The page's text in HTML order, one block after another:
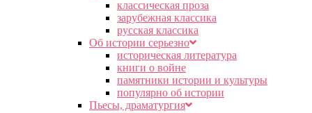
классическая проза
зарубежная классика
русская классика
Об истории серьезно
историческая литература
книги о войне
памятники истории и культуры
популярно об истории
Пьесы, драматургия